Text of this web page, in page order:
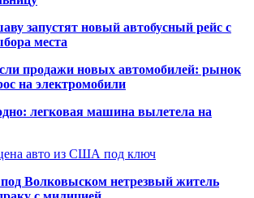
запустят новый автобусный рейс с
места
продажи новых автомобилей: рынок
на электромобили
легковая машина вылетела на
авто из США под ключ
Волковыском нетрезвый житель